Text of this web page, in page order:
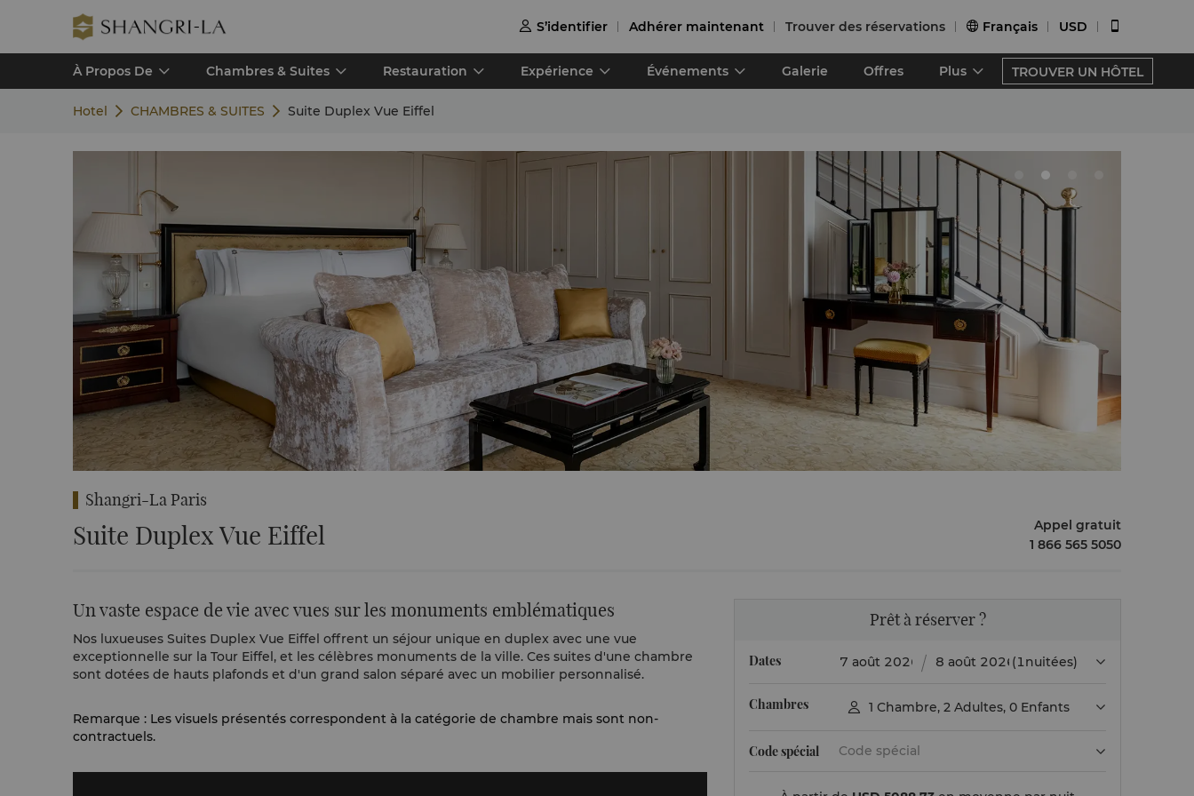
 S’identifier Adhérer maintenant Trouver des réservations  Français USD
À Propos De Chambres & Suites Restauration Expérience Événements Galerie Offres Plus TROUVER UN HÔTEL
Hotel CHAMBRES & SUITES Suite Duplex Vue Eiffel
Shangri-La Paris
Suite Duplex Vue Eiffel
Appel gratuit
1 866 565 5050
Un vaste espace de vie avec vues sur les monuments emblématiques
Nos luxueuses Suites Duplex Vue Eiffel offrent un séjour unique en duplex avec une vue
exceptionnelle sur la Tour Eiffel, et les célèbres monuments de la ville. Ces suites d'une chambre
sont dotées de hauts plafonds et d'un grand salon séparé avec un mobilier personnalisé.
Remarque : Les visuels présentés correspondent à la catégorie de chambre mais sont non-
contractuels.
Prêt à réserver ?
Dates (1nuitées)
Chambres  1 Chambre, 2 Adultes, 0 Enfants
Code spécial